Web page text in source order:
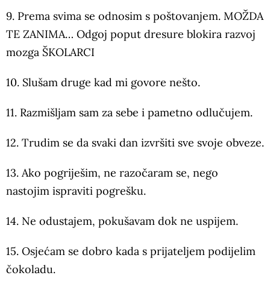
9. Prema svima se odnosim s poštovanjem. MOŽDA
TE ZANIMA… Odgoj poput dresure blokira razvoj
mozga ŠKOLARCI
10. Slušam druge kad mi govore nešto.
11. Razmišljam sam za sebe i pametno odlučujem.
12. Trudim se da svaki dan izvršiti sve svoje obveze.
13. Ako pogriješim, ne razočaram se, nego
nastojim ispraviti pogrešku.
14. Ne odustajem, pokušavam dok ne uspijem.
15. Osjećam se dobro kada s prijateljem podijelim
čokoladu.